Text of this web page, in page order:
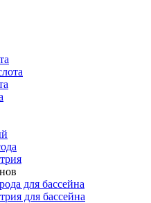
для бассейна
для бассейна